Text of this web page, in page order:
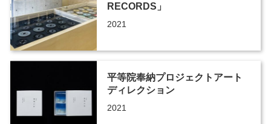
RECORDS」
2021
平等院奉納プロジェクトアート
ディレクション
2021